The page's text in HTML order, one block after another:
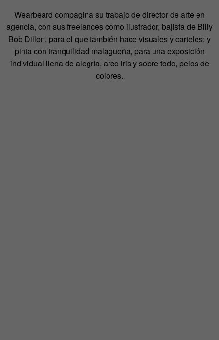
Wearbeard compagina su trabajo de director de arte en
agencia, con sus freelances como ilustrador, bajista de Billy
Bob Dillon, para el que también hace visuales y carteles; y
pinta con tranquilidad malagueña, para una exposición
individual llena de alegría, arco iris y sobre todo, pelos de
colores.